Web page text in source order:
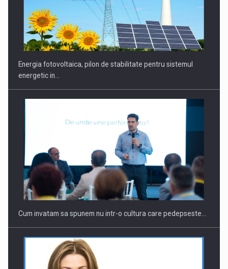
Energia fotovoltaica, pilon de stabilitate pentru sistemul
energetic in…
Cum invatam sa spunem nu intr-o cultura care pedepseste…